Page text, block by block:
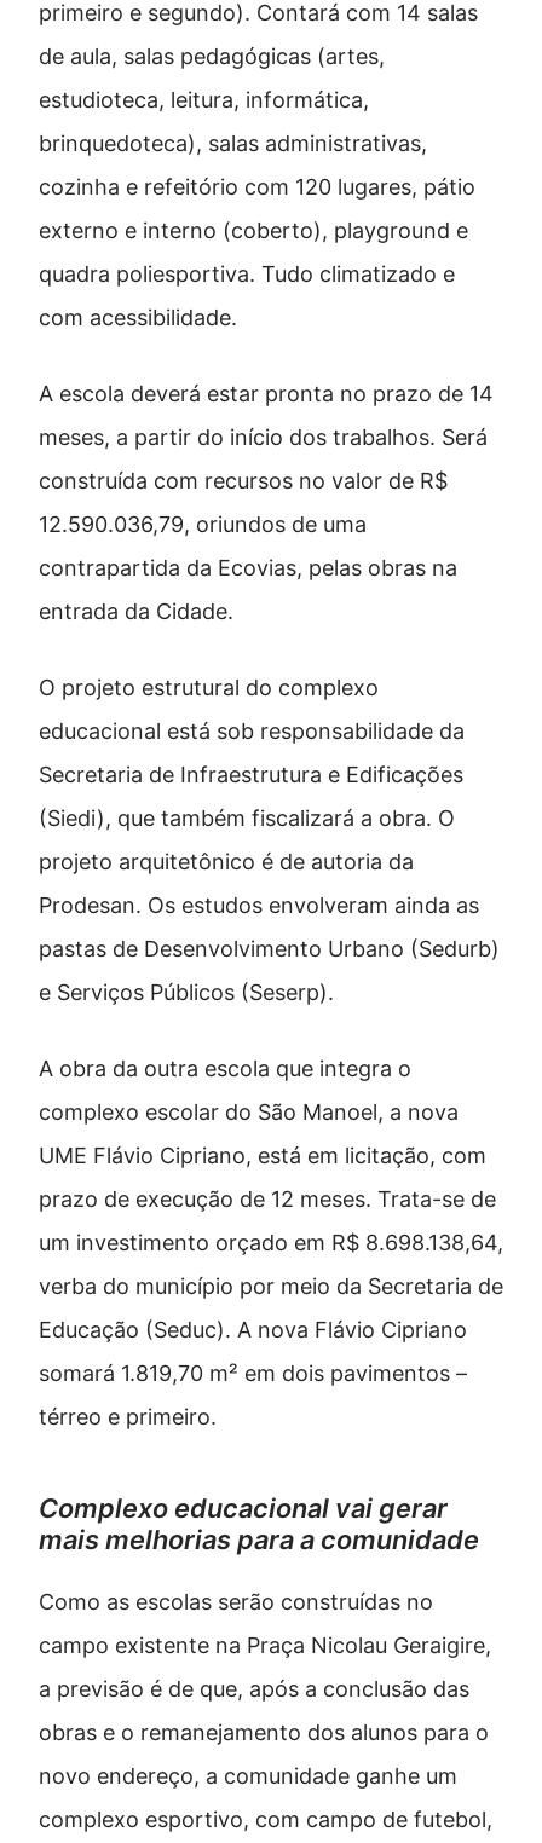
primeiro e segundo). Contará com 14 salas
de aula, salas pedagógicas (artes,
estudioteca, leitura, informática,
brinquedoteca), salas administrativas,
cozinha e refeitório com 120 lugares, pátio
externo e interno (coberto), playground e
quadra poliesportiva. Tudo climatizado e
com acessibilidade.
A escola deverá estar pronta no prazo de 14
meses, a partir do início dos trabalhos. Será
construída com recursos no valor de R$
12.590.036,79, oriundos de uma
contrapartida da Ecovias, pelas obras na
entrada da Cidade.
O projeto estrutural do complexo
educacional está sob responsabilidade da
Secretaria de Infraestrutura e Edificações
(Siedi), que também fiscalizará a obra. O
projeto arquitetônico é de autoria da
Prodesan. Os estudos envolveram ainda as
pastas de Desenvolvimento Urbano (Sedurb)
e Serviços Públicos (Seserp).
A obra da outra escola que integra o
complexo escolar do São Manoel, a nova
UME Flávio Cipriano, está em licitação, com
prazo de execução de 12 meses. Trata-se de
um investimento orçado em R$ 8.698.138,64,
verba do município por meio da Secretaria de
Educação (Seduc). A nova Flávio Cipriano
somará 1.819,70 m² em dois pavimentos –
térreo e primeiro.
Complexo educacional vai gerar
mais melhorias para a comunidade
Como as escolas serão construídas no
campo existente na Praça Nicolau Geraigire,
a previsão é de que, após a conclusão das
obras e o remanejamento dos alunos para o
novo endereço, a comunidade ganhe um
complexo esportivo, com campo de futebol,